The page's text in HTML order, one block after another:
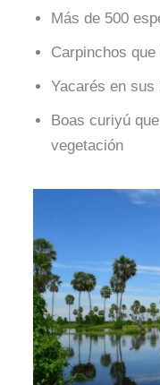
Más de 500
Carpinchos
Yacarés en sus
Boas curiyú
vegetación